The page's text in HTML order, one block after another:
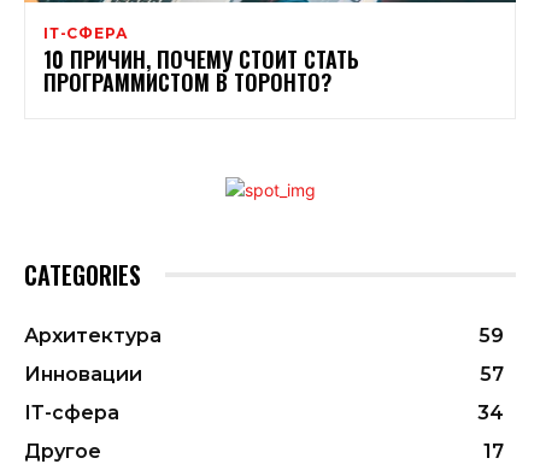
ІТ-СФЕРА
10 ПРИЧИН, ПОЧЕМУ СТОИТ СТАТЬ
ПРОГРАММИСТОМ В ТОРОНТО?
CATEGORIES
Архитектура
59
Инновации
57
ІТ-сфера
34
Другое
17